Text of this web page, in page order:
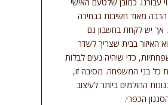
הרבה מאוד חשיבות בבחירה
אך יש לקחת בחשבון גם
האיזור בבית שצריך לשדר
כדי שיהיה נעים לבלות
כל בני המשפחה. מסיבה זו,
ההולמים ביותר לעיצוב
הכפרי.